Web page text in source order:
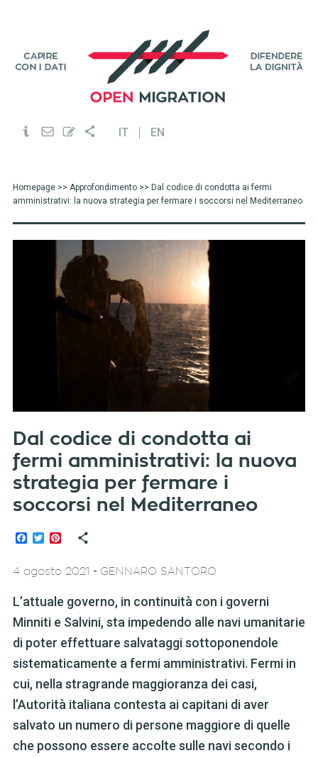
IT EN
Homepage>> Approfondimento>> Dal codice di condotta ai fermi
amministrativi: la nuova strategia per fermare i soccorsi nel Mediterraneo
Dal codice di condotta ai
fermi amministrativi: la nuova
strategia per fermare i
soccorsi nel Mediterraneo
Facebook
TwitterPinterest
4 agosto 2021 - GENNARO SANTORO
L’attuale governo, in continuità con i governi
Minniti e Salvini, sta impedendo alle navi umanitarie
di poter effettuare salvataggi sottoponendole
sistematicamente a fermi amministrativi. Fermi in
cui, nella stragrande maggioranza dei casi,
l’Autorità italiana contesta ai capitani di aver
salvato un numero di persone maggiore di quelle
che possono essere accolte sulle navi secondo i